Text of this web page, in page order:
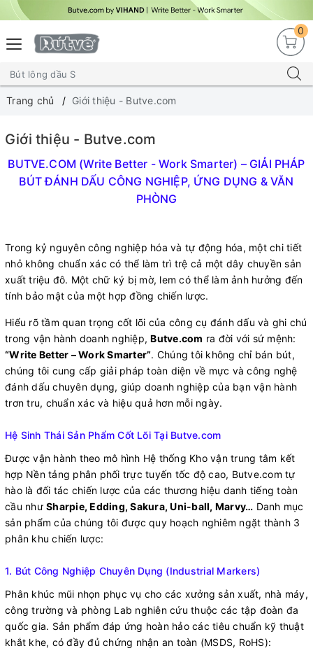
0
Trang chủ Giới thiệu - Butve.com
Giới thiệu - Butve.com
BUTVE.COM (Write Better - Work Smarter) – GIẢI PHÁP
BÚT ĐÁNH DẤU CÔNG NGHIỆP, ỨNG DỤNG & VĂN
PHÒNG
Trong kỷ nguyên công nghiệp hóa và tự động hóa, một chi tiết
nhỏ không chuẩn xác có thể làm trì trệ cả một dây chuyền sản
xuất triệu đô. Một chữ ký bị mờ, lem có thể làm ảnh hưởng đến
tính bảo mật của một hợp đồng chiến lược.
Hiểu rõ tầm quan trọng cốt lõi của công cụ đánh dấu và ghi chú
trong vận hành doanh nghiệp,Butve.com ra đời với sứ mệnh:
“Write Better – Work Smarter”. Chúng tôi không chỉ bán bút,
chúng tôi cung cấp giải pháp toàn diện về mực và công nghệ
đánh dấu chuyên dụng, giúp doanh nghiệp của bạn vận hành
trơn tru, chuẩn xác và hiệu quả hơn mỗi ngày.
Hệ Sinh Thái Sản Phẩm Cốt Lõi Tại Butve.com
Được vận hành theo mô hình Hệ thống Kho vận trung tâm kết
hợp Nền tảng phân phối trực tuyến tốc độ cao, Butve.com tự
hào là đối tác chiến lược của các thương hiệu danh tiếng toàn
cầu như Sharpie, Edding, Sakura, Uni-ball, Marvy… Danh mục
sản phẩm của chúng tôi được quy hoạch nghiêm ngặt thành 3
phân khu chiến lược:
1. Bút Công Nghiệp Chuyên Dụng (Industrial Markers)
Phân khúc mũi nhọn phục vụ cho các xưởng sản xuất, nhà máy,
công trường và phòng Lab nghiên cứu thuộc các tập đoàn đa
quốc gia. Sản phẩm đáp ứng hoàn hảo các tiêu chuẩn kỹ thuật
khắt khe, có đầy đủ chứng nhận an toàn (MSDS, RoHS):